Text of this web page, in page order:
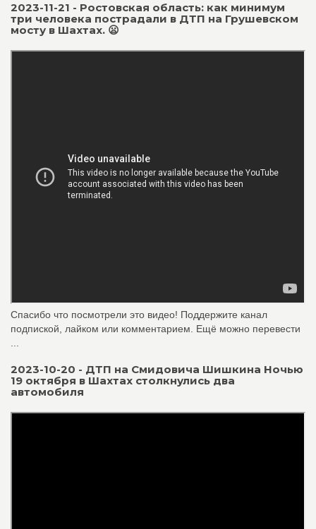
2023-11-21 - Ростовская область: как минимум
три человека пострадали в ДТП на Грушевском
мосту в Шахтах. 😦
Спасибо что посмотрели это видео! Поддержите канал
подпиской, лайком или комментарием. Ещё можно перевести
2023-10-20 - ДТП на Смидовича Шишкина Ночью
19 октября в Шахтах столкнулись два
автомобиля